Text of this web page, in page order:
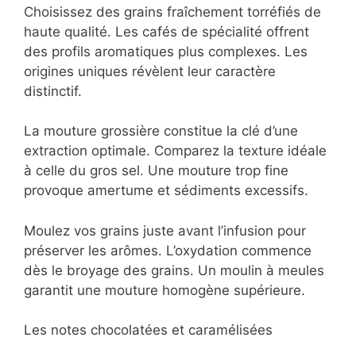
Choisissez des grains fraîchement torréfiés de
haute qualité. Les cafés de spécialité offrent
des profils aromatiques plus complexes. Les
origines uniques révèlent leur caractère
distinctif.
La mouture grossière constitue la clé d’une
extraction optimale. Comparez la texture idéale
à celle du gros sel. Une mouture trop fine
provoque amertume et sédiments excessifs.
Moulez vos grains juste avant l’infusion pour
préserver les arômes. L’oxydation commence
dès le broyage des grains. Un moulin à meules
garantit une mouture homogène supérieure.
Les notes chocolatées et caramélisées